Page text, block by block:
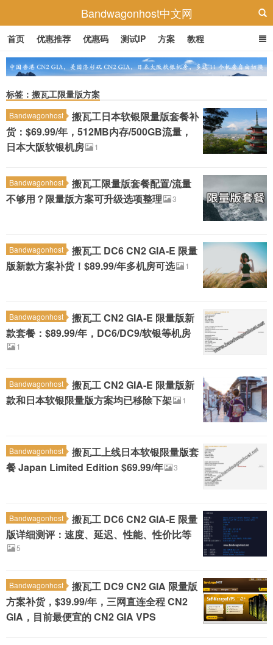
Bandwagonhost中文网
首页 优惠推荐 优惠码 测试IP 方案 教程
标签：搬瓦工限量版方案
Bandwagonhost
搬瓦工日本软银限量版套餐补
货：$69.99/年，512MB内存/500GB流量，
日本大阪软银机房
1
Bandwagonhost
搬瓦工限量版套餐配置/流量
不够用？限量版方案可升级选项整理
3
Bandwagonhost
搬瓦工 DC6 CN2 GIA-E 限量
版新款方案补货！$89.99/年多机房可选
1
Bandwagonhost
搬瓦工 CN2 GIA-E 限量版新
款套餐：$89.99/年，DC6/DC9/软银等机房
1
Bandwagonhost
搬瓦工 CN2 GIA-E 限量版新
款和日本软银限量版方案均已移除下架
1
Bandwagonhost
搬瓦工上线日本软银限量版套
餐 Japan Limited Edition $69.99/年
3
Bandwagonhost
搬瓦工 DC6 CN2 GIA-E 限量
版详细测评：速度、延迟、性能、性价比等
5
Bandwagonhost
搬瓦工 DC9 CN2 GIA 限量版
方案补货，$39.99/年，三网直连全程 CN2
GIA，目前最便宜的 CN2 GIA VPS